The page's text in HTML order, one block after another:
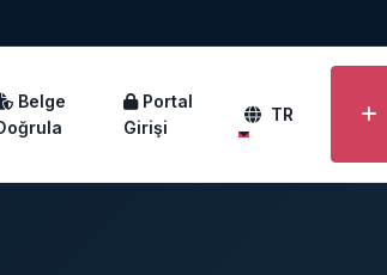
Belge
Portal
Girişi
TR